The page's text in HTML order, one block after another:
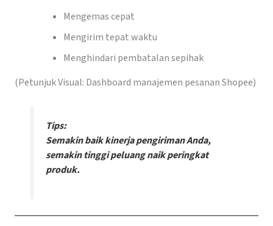
Mengemas cepat
Mengirim tepat waktu
Menghindari pembatalan sepihak
(Petunjuk Visual: Dashboard manajemen pesanan Shopee)
Tips:
Semakin baik kinerja pengiriman Anda,
semakin tinggi peluang naik peringkat
produk.